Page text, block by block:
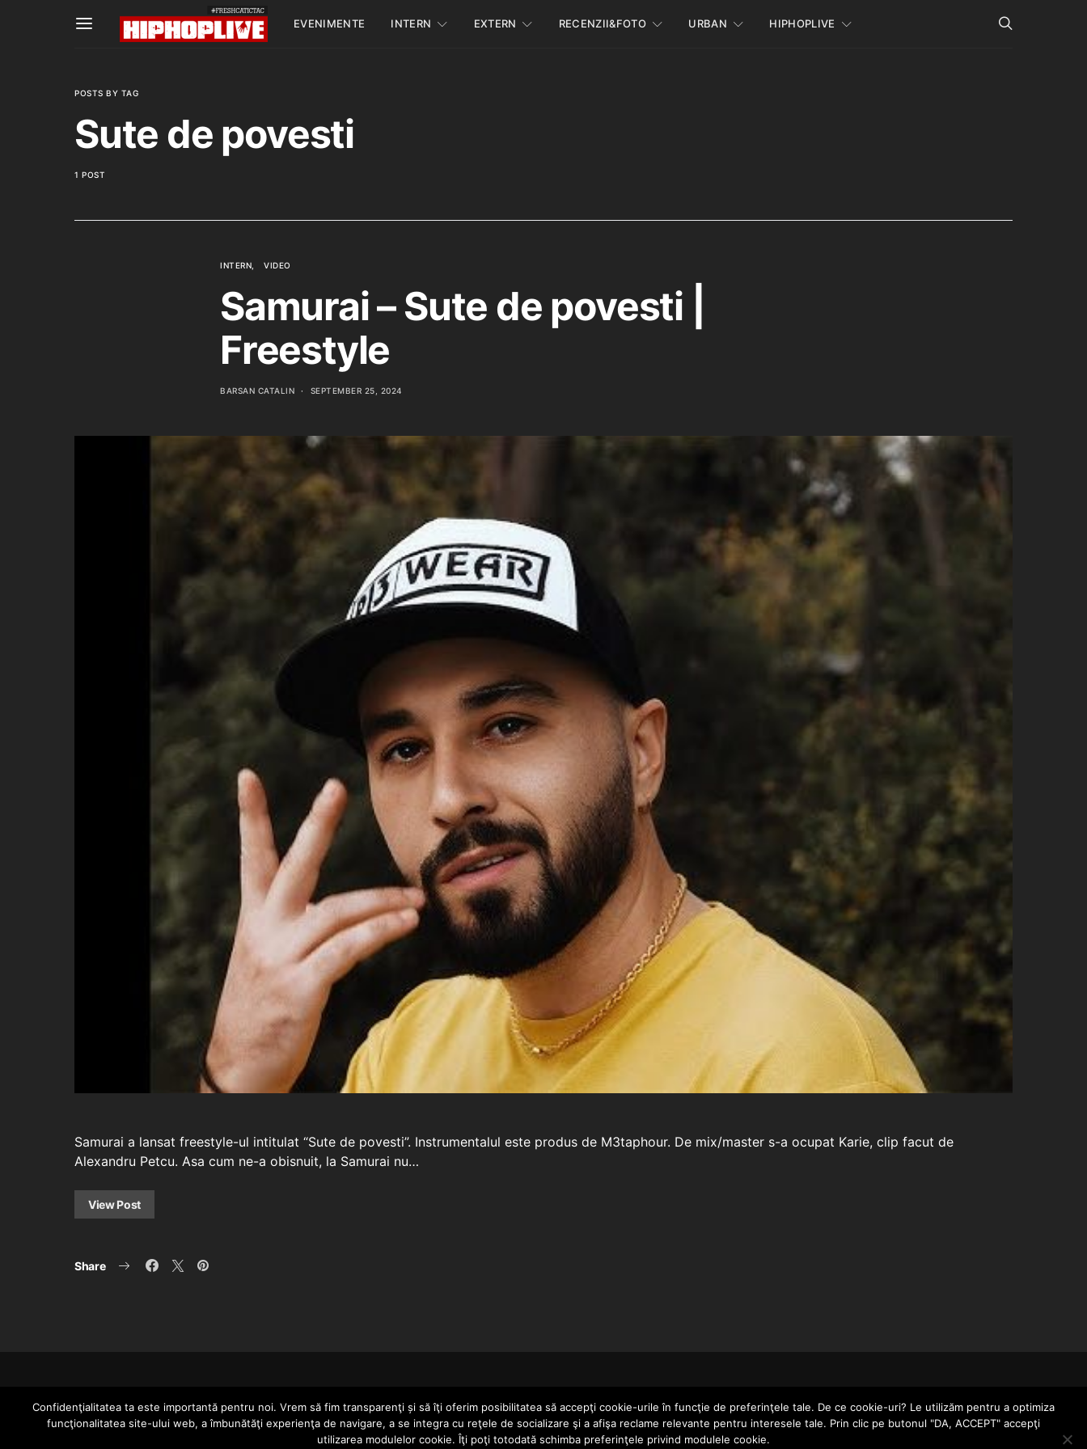
EVENIMENTE INTERN EXTERN RECENZII&FOTO URBAN HIPHOPLIVE
POSTS BY TAG
Sute de povesti
1 POST
INTERN VIDEO
Samurai – Sute de povesti |
Freestyle
BARSAN CATALIN SEPTEMBER 25, 2024
Samurai a lansat freestyle-ul intitulat “Sute de povesti”. Instrumentalul este produs de M3taphour. De mix/master s-a ocupat Karie, clip facut de
Alexandru Petcu. Asa cum ne-a obisnuit, la Samurai nu…
View Post
Share
HOME CONTACT POLITICĂ DE CONFIDENȚIALITATE
Confidenţialitatea ta este importantă pentru noi. Vrem să fim transparenţi și să îţi oferim posibilitatea să accepţi cookie-urile în funcţie de preferinţele tale. De ce cookie-uri? Le utilizăm pentru a optimiza
funcţionalitatea site-ului web, a îmbunătăţi experienţa de navigare, a se integra cu reţele de socializare şi a afişa reclame relevante pentru interesele tale. Prin clic pe butonul "DA, ACCEPT" accepţi
utilizarea modulelor cookie. Îţi poţi totodată schimba preferinţele privind modulele cookie.